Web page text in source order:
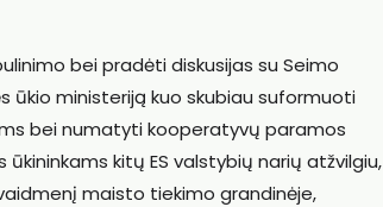
bei pradėti diskusijas su Seimo
ūkio ministeriją kuo skubiau suformuoti
bei numatyti kooperatyvų paramos
kitų ES valstybių narių atžvilgiu,
maisto tiekimo grandinėje,